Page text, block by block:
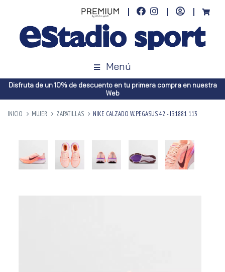
Menú
Disfruta de un 10% de descuento en tu primera compra en nuestra
Web
INICIO MUJER ZAPATILLAS NIKE CALZADO W. PEGASUS 42 - IB1881 113